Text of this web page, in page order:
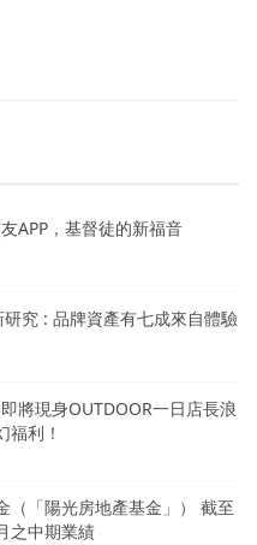
APP，基督徒的新福音
究 : 品牌資產有七成來自體驗
將現身OUTDOOR一日店長浪
福利！
（「陽光房地產基金」） 截至
之中期業績